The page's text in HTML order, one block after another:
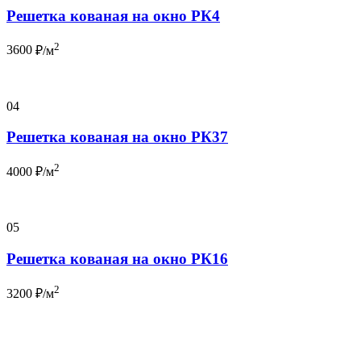
Решетка кованая на окно РК4
3600 ₽/м2
04
Решетка кованая на окно РК37
4000 ₽/м2
05
Решетка кованая на окно РК16
3200 ₽/м2